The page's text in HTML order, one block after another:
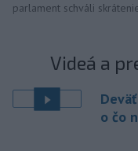
parlament schváli
Videá a
o čo